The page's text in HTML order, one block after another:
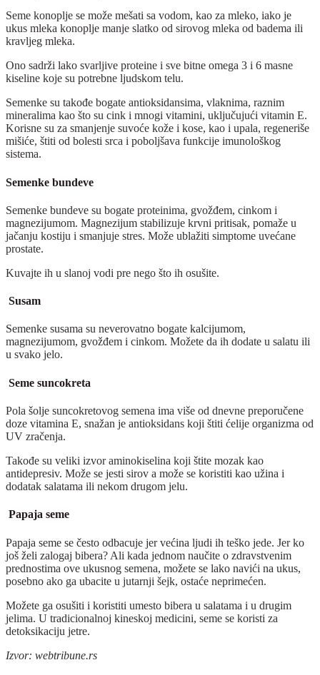
Seme konoplje se može mešati sa vodom, kao za mleko, iako je
ukus mleka konoplje manje slatko od sirovog mleka od badema ili
kravljeg mleka.
Ono sadrži lako svarljive proteine i sve bitne omega 3 i 6 masne
kiseline koje su potrebne ljudskom telu.
Semenke su takođe bogate antioksidansima, vlaknima, raznim
mineralima kao što su cink i mnogi vitamini, uključujući vitamin E.
Korisne su za smanjenje suvoće kože i kose, kao i upala, regeneriše
mišiće, štiti od bolesti srca i poboljšava funkcije imunološkog
sistema.
Semenke bundeve
Semenke bundeve su bogate proteinima, gvožđem, cinkom i
magnezijumom. Magnezijum stabilizuje krvni pritisak, pomaže u
jačanju kostiju i smanjuje stres. Može ublažiti simptome uvećane
prostate.
Kuvajte ih u slanoj vodi pre nego što ih osušite.
Susam
Semenke susama su neverovatno bogate kalcijumom,
magnezijumom, gvožđem i cinkom. Možete da ih dodate u salatu ili
u svako jelo.
Seme suncokreta
Pola šolje suncokretovog semena ima više od dnevne preporučene
doze vitamina E, snažan je antioksidans koji štiti ćelije organizma od
UV zračenja.
Takođe su veliki izvor aminokiselina koji štite mozak kao
antidepresiv. Može se jesti sirov a može se koristiti kao užina i
dodatak salatama ili nekom drugom jelu.
Papaja seme
Papaja seme se često odbacuje jer većina ljudi ih teško jede. Jer ko
još želi zalogaj bibera? Ali kada jednom naučite o zdravstvenim
prednostima ove ukusnog semena, možete se lako navići na ukus,
posebno ako ga ubacite u jutarnji šejk, ostaće neprimećen.
Možete ga osušiti i koristiti umesto bibera u salatama i u drugim
jelima. U tradicionalnoj kineskoj medicini, seme se koristi za
detoksikaciju jetre.
Izvor: webtribune.rs